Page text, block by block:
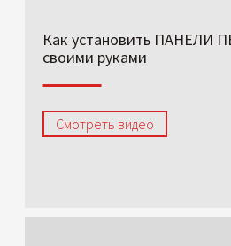
Как установить ПАНЕЛИ
своими руками
Смотреть видео